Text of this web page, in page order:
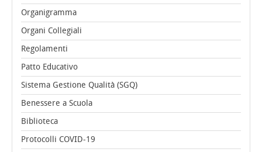
Organigramma
Organi Collegiali
Regolamenti
Patto Educativo
Sistema Gestione Qualità (SGQ)
Benessere a Scuola
Biblioteca
Protocolli COVID-19